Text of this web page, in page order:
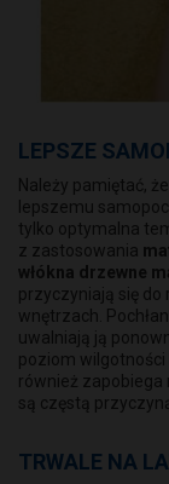
LEPSZE
Należy pamiętać,
lepszemu
tylko optymalna
z zastosowania
włókna drzewne
przyczyniają się do
wnętrzach.
uwalniają ją
poziom wilgotności
również zapobiega
są częstą
TRWALE NA